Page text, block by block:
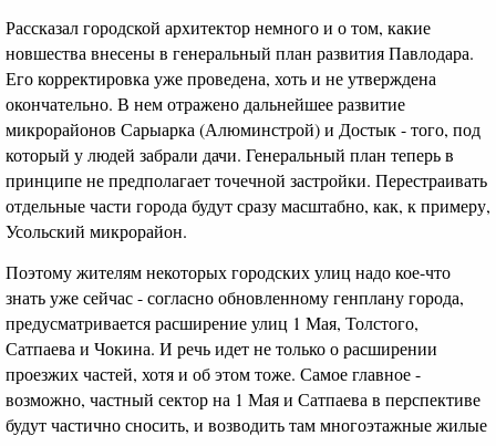
Рассказал городской архитектор немного и о том, какие
новшества внесены в генеральный план развития Павлодара.
Его корректировка уже проведена, хоть и не утверждена
окончательно. В нем отражено дальнейшее развитие
микрорайонов Сарыарка (Алюминстрой) и Достык - того, под
который у людей забрали дачи. Генеральный план теперь в
принципе не предполагает точечной застройки. Перестраивать
отдельные части города будут сразу масштабно, как, к примеру,
Усольский микрорайон.
Поэтому жителям некоторых городских улиц надо кое-что
знать уже сейчас - согласно обновленному генплану города,
предусматривается расширение улиц 1 Мая, Толстого,
Сатпаева и Чокина. И речь идет не только о расширении
проезжих частей, хотя и об этом тоже. Самое главное -
возможно, частный сектор на 1 Мая и Сатпаева в перспективе
будут частично сносить, и возводить там многоэтажные жилые